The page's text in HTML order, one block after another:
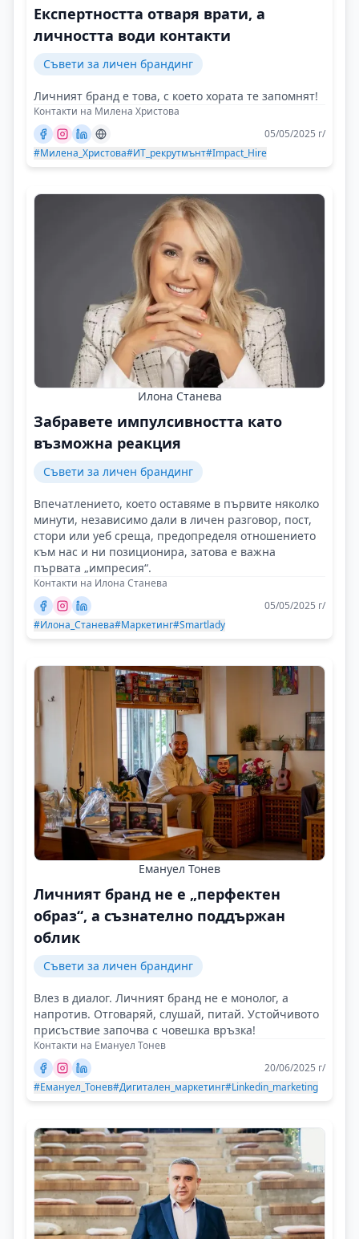
Експертността отваря врати, а
личността води контакти
Съвети за личен брандинг
Личният бранд е това, с което хората те запомнят!
Контакти на Милена Христова
05/05/2025 г/
#Милена_Христова#ИТ_рекрутмънт#Impact_Hire
Илона Станева
Забравете импулсивността като
възможна реакция
Съвети за личен брандинг
Впечатлението, което оставяме в първите няколко
минути, независимо дали в личен разговор, пост,
стори или уеб среща, предопределя отношението
към нас и ни позиционира, затова е важна
първата „импресия“.
Контакти на Илона Станева
05/05/2025 г/
#Илона_Станева#Маркетинг#Smartlady
Емануел Тонев
Личният бранд не е „перфектен
образ“, а съзнателно поддържан
облик
Съвети за личен брандинг
Влез в диалог. Личният бранд не е монолог, а
напротив. Отговаряй, слушай, питай. Устойчивото
присъствие започва с човешка връзка!
Контакти на Емануел Тонев
20/06/2025 г/
#Емануел_Тонев#Дигитален_маркетинг#Linkedin_marketing